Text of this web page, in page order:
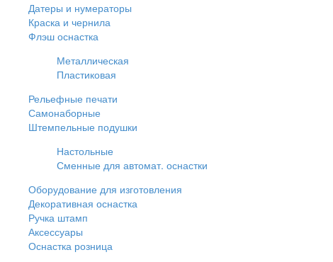
Датеры и нумераторы
Краска и чернила
Флэш оснастка
Металлическая
Пластиковая
Рельефные печати
Самонаборные
Штемпельные подушки
Настольные
Сменные для автомат. оснастки
Оборудование для изготовления
Декоративная оснастка
Ручка штамп
Аксессуары
Оснастка розница